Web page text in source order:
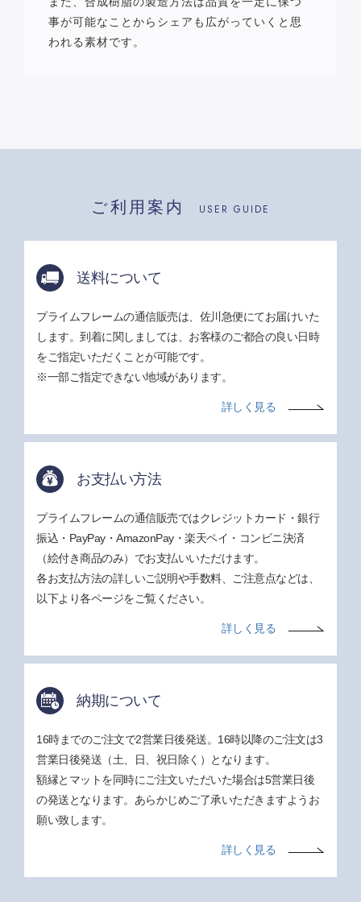
事が可能なことからシェアも広がっていくと思
われる素材です。
ご利用案内 USER GUIDE
送料について
プライムフレームの通信販売は、佐川急便にてお届けいた
します。到着に関しましては、お客様のご都合の良い日時
をご指定いただくことが可能です。
※一部ご指定できない地域があります。
詳しく見る
お支払い方法
プライムフレームの通信販売ではクレジットカード・銀行
振込・PayPay・AmazonPay・楽天ペイ・コンビニ決済
（絵付き商品のみ）でお支払いいただけます。
各お支払方法の詳しいご説明や手数料、ご注意点などは、
以下より各ページをご覧ください。
詳しく見る
納期について
16時までのご注文で2営業日後発送。16時以降のご注文は3
営業日後発送（土、日、祝日除く）となります。
額縁とマットを同時にご注文いただいた場合は5営業日後
の発送となります。あらかじめご了承いただきますようお
願い致します。
詳しく見る